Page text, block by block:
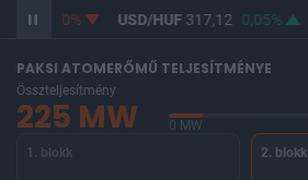
0% USD/HUF317,12 0,05%
PAKSI ATOMERŐMŰ TELJESÍTMÉNYE
Összteljesítmény
225 MW 0 MW
1. blokk
2. blokk